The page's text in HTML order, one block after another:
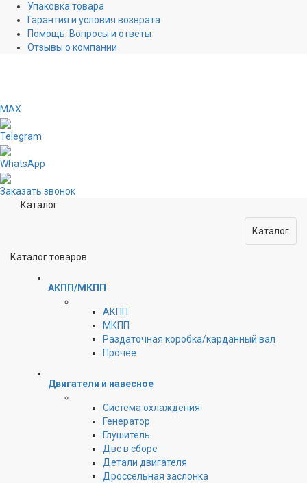
Упаковка товара
Гарантия и условия возврата
Помощь. Вопросы и ответы
Отзывы о компании
MAX
Telegram
WhatsApp
Заказать звонок
Каталог
Каталог
Каталог товаров
АКПП/МКПП
АКПП
МКПП
Раздаточная коробка/карданный вал
Прочее
Двигатели и навесное
Cистема охлаждения
Генератор
Глушитель
Двс в сборе
Детали двигателя
Дроссельная заслонка